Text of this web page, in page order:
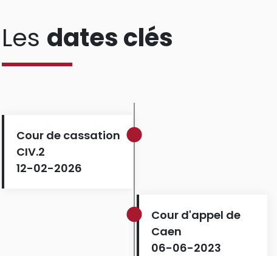
Les dates clés
Cour de cassation
CIV.2
12-02-2026
Cour d'appel de
Caen
06-06-2023